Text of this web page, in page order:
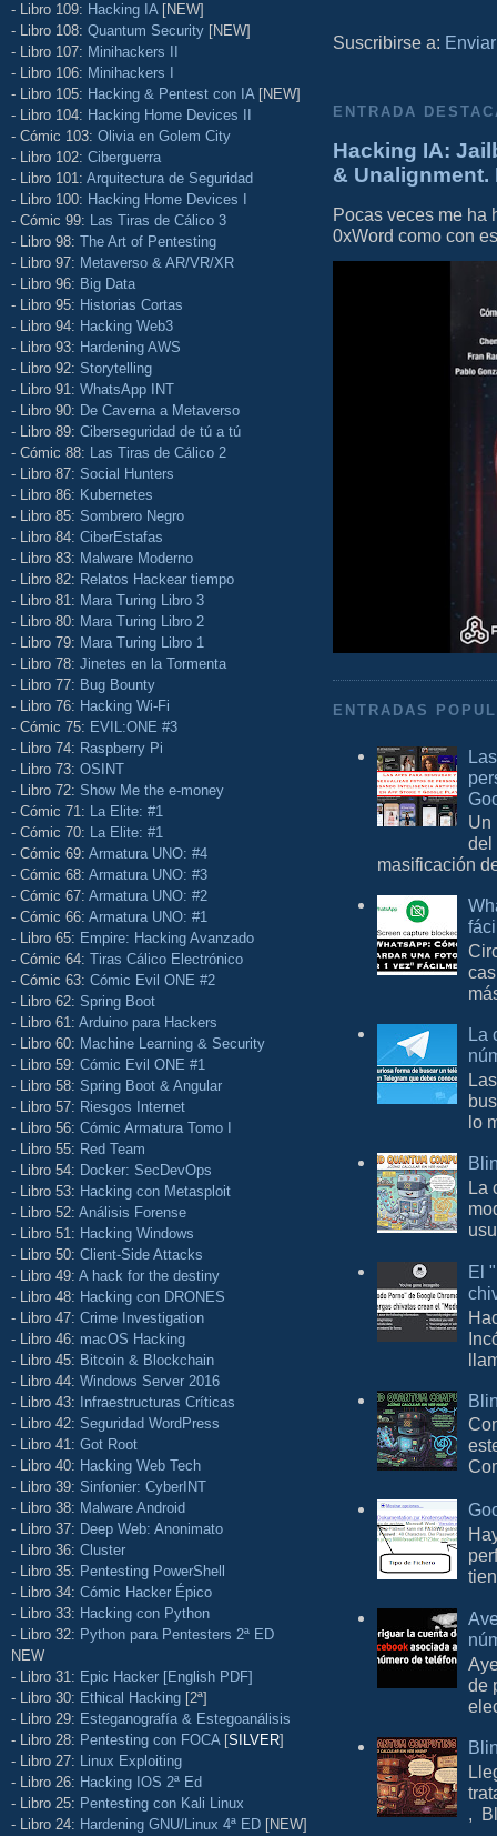
- Libro 109: Hacking IA[NEW]
- Libro 108: Quantum Security [NEW]
- Libro 107: Minihackers II
- Libro 106: Minihackers I
- Libro 105: Hacking & Pentest con IA[NEW]
- Libro 104: Hacking Home Devices II
- Cómic 103: Olivia en Golem City
- Libro 102: Ciberguerra
- Libro 101: Arquitectura de Seguridad
- Libro 100: Hacking Home Devices I
- Cómic 99: Las Tiras de Cálico 3
- Libro 98: The Art of Pentesting
- Libro 97: Metaverso & AR/VR/XR
- Libro 96: Big Data
- Libro 95: Historias Cortas
- Libro 94: Hacking Web3
- Libro 93: Hardening AWS
- Libro 92: Storytelling
- Libro 91: WhatsApp INT
- Libro 90: De Caverna a Metaverso
- Libro 89: Ciberseguridad de tú a tú
- Cómic 88: Las Tiras de Cálico 2
- Libro 87: Social Hunters
- Libro 86: Kubernetes
- Libro 85: Sombrero Negro
- Libro 84: CiberEstafas
- Libro 83: Malware Moderno
- Libro 82: Relatos Hackear tiempo
- Libro 81: Mara Turing Libro 3
- Libro 80: Mara Turing Libro 2
- Libro 79: Mara Turing Libro 1
- Libro 78: Jinetes en la Tormenta
- Libro 77: Bug Bounty
- Libro 76: Hacking Wi-Fi
- Cómic 75: EVIL:ONE #3
- Libro 74: Raspberry Pi
- Libro 73: OSINT
- Libro 72: Show Me the e-money
- Cómic 71: La Elite: #1
- Cómic 70: La Elite: #1
- Cómic 69: Armatura UNO: #4
- Cómic 68: Armatura UNO: #3
- Cómic 67: Armatura UNO: #2
- Cómic 66: Armatura UNO: #1
- Libro 65: Empire: Hacking Avanzado
- Cómic 64: Tiras Cálico Electrónico
- Cómic 63: Cómic Evil ONE #2
- Libro 62: Spring Boot
- Libro 61: Arduino para Hackers
- Libro 60: Machine Learning & Security
- Libro 59: Cómic Evil ONE #1
- Libro 58: Spring Boot & Angular
- Libro 57: Riesgos Internet
- Libro 56: Cómic Armatura Tomo I
- Libro 55: Red Team
- Libro 54: Docker: SecDevOps
- Libro 53: Hacking con Metasploit
- Libro 52: Análisis Forense
- Libro 51: Hacking Windows
- Libro 50: Client-Side Attacks
- Libro 49: A hack for the destiny
- Libro 48: Hacking con DRONES
- Libro 47: Crime Investigation
- Libro 46: macOS Hacking
- Libro 45: Bitcoin & Blockchain
- Libro 44: Windows Server 2016
- Libro 43:
Infraestructuras Críticas
- Libro 42: Seguridad WordPress
- Libro 41: Got Root
- Libro 40: Hacking Web Tech
- Libro 39: Sinfonier: CyberINT
- Libro 38: Malware Android
- Libro 37: Deep Web: Anonimato
- Libro 36: Cluster
- Libro 35: Pentesting PowerShell
- Libro 34: Cómic Hacker Épico
- Libro 33: Hacking con Python
- Libro 32: Python para Pentesters 2ª ED
NEW
- Libro 31: Epic Hacker [English PDF]
- Libro 30: Ethical Hacking [2ª]
- Libro 29: Esteganografía & Estegoanálisis
- Libro 28: Pentesting con FOCA[SILVER]
- Libro 27: Linux Exploiting
- Libro 26: Hacking IOS 2ª Ed
- Libro 25: Pentesting con Kali Linux
- Libro 24: Hardening GNU/Linux 4ª ED [NEW]
Suscribirse a:
ENTRADA
Hacking IA:
&
Pocas veces me ha
0xWord como con
ENTRADAS
Un
del
masificación
La
lo
La
El
de
,